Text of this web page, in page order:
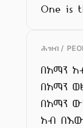
One is
ሕዝብ /
በአማን
በአማን
በአማን
አብ